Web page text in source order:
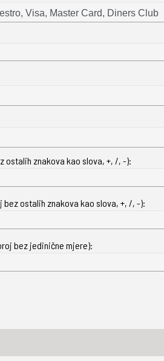
Visa, Master Card, Diners Club
ostalih znakova kao slova, +, /, -):
ostalih znakova kao slova, +, /, -):
bez jedinične mjere):